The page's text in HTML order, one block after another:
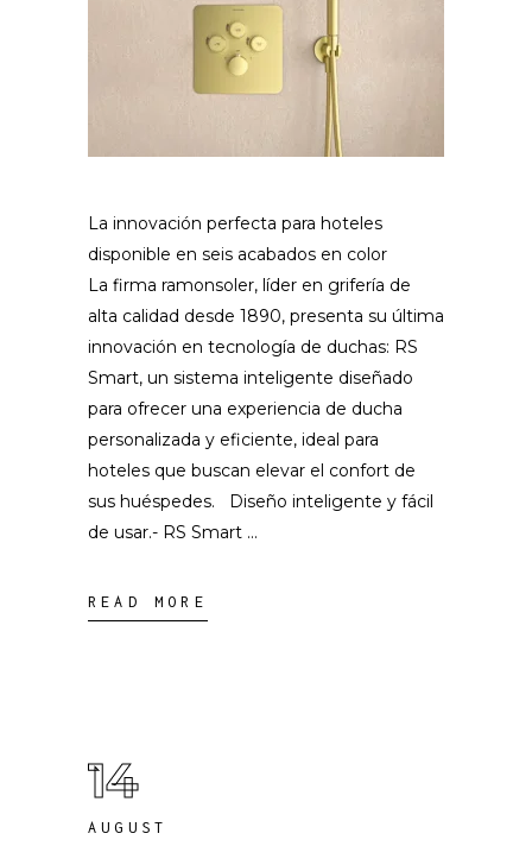
La innovación perfecta para hoteles
disponible en seis acabados en color
La firma ramonsoler, líder en grifería de
alta calidad desde 1890, presenta su última
innovación en tecnología de duchas: RS
Smart, un sistema inteligente diseñado
para ofrecer una experiencia de ducha
personalizada y eficiente, ideal para
hoteles que buscan elevar el confort de
sus huéspedes. Diseño inteligente y fácil
de usar.- RS Smart
READ MORE
14
AUGUST